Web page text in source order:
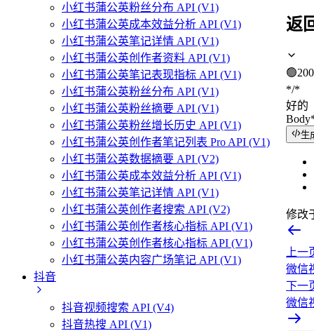
小红书蒲公英粉丝分布 API (V1)
小红书蒲公英成本效益分析 API (V1)
小红书蒲公英笔记详情 API (V1)
小红书蒲公英创作者资料 API (V1)
小红书蒲公英笔记表现指标 API (V1)
小红书蒲公英粉丝分布 API (V1)
小红书蒲公英粉丝摘要 API (V1)
小红书蒲公英粉丝增长历史 API (V1)
小红书蒲公英创作者笔记列表 Pro API (V1)
小红书蒲公英数据摘要 API (V2)
小红书蒲公英成本效益分析 API (V1)
小红书蒲公英笔记详情 API (V1)
小红书蒲公英创作者搜索 API (V2)
小红书蒲公英创作者核心指标 API (V1)
小红书蒲公英创作者核心指标 API (V1)
小红书蒲公英内容广场笔记 API (V1)
抖音
抖音视频搜索 API (V4)
抖音热搜 API (V1)
返
🟢200
*/*
好的
Body
生
修改
上一
微信
下一
微信